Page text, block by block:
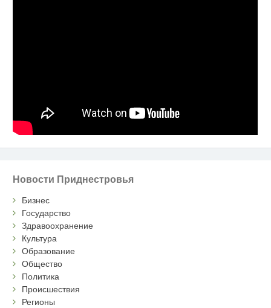
Новости Приднестровья
Бизнес
Государство
Здравоохранение
Культура
Образование
Общество
Политика
Происшествия
Регионы